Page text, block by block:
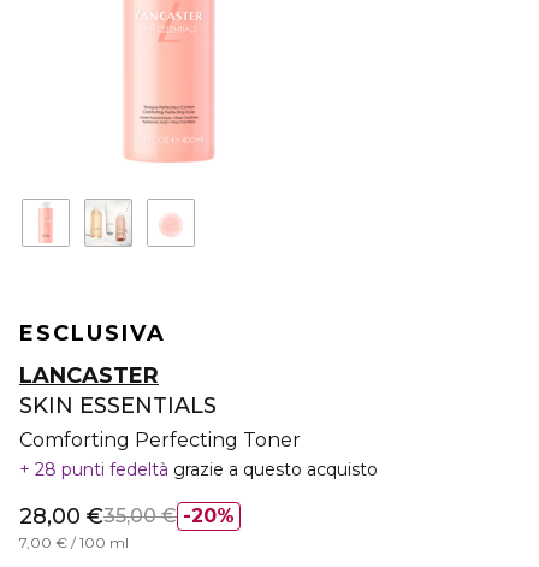
ESCLUSIVA
LANCASTER
SKIN ESSENTIALS
Comforting Perfecting Toner
28 punti fedeltà grazie a questo acquisto
20%
28,00 €35,00 €
7,00 € / 100 ml